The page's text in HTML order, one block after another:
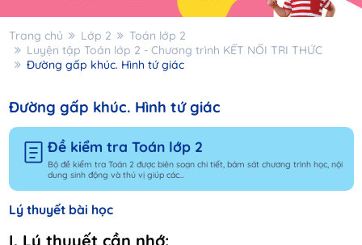
Trang chủ Lớp 2
Toán lớp 2
Luyện tập Toán lớp 2 - Chương trình KẾT NỐI TRI THỨC
Đường gấp khúc. Hình tứ giác
Đường gấp khúc. Hình tứ giác
Đề kiểm tra Toán lớp 2
Bộ đề kiểm tra Toán 2 được biên soạn chi tiết, bám sát chương trình học, nội
dung sinh động và thú vị giúp các...
Lý thuyết bài học
I. Lý thuyết cần nhớ: